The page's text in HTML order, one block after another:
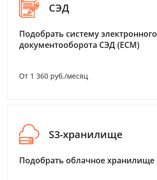
СЭД
Подобрать систему электронного
документооборота СЭД (ECM)
От 1 360 руб./месяц
S3-хранилище
Подобрать облачное хранилище